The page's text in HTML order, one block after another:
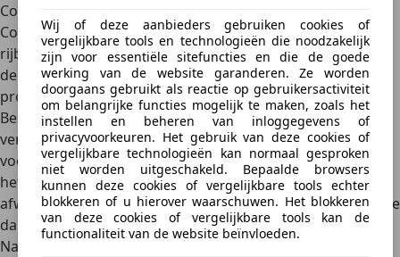
Wij of deze aanbieders gebruiken cookies of
vergelijkbare tools en technologieën die noodzakelijk
zijn voor essentiële sitefuncties en die de goede
werking van de website garanderen. Ze worden
doorgaans gebruikt als reactie op gebruikersactiviteit
om belangrijke functies mogelijk te maken, zoals het
instellen en beheren van inloggegevens of
privacyvoorkeuren. Het gebruik van deze cookies of
vergelijkbare technologieën kan normaal gesproken
niet worden uitgeschakeld. Bepaalde browsers
kunnen deze cookies of vergelijkbare tools echter
blokkeren of u hierover waarschuwen. Het blokkeren
van deze cookies of vergelijkbare tools kan de
functionaliteit van de website beïnvloeden.
Controle en afspraken vooraf
Controleer of de potentiële koper inderdaad een geldig
rijbewijs heeft en maak er bij voorkeur een foto van. Kan
de verkoper geen rijbewijs laten zien, dan moet je de
proefrit vriendelijk maar beslist afblazen.
Bespreek zaken omtrent de aansprakelijkheid en
verzekeringskwesties voorafgaand aan de proefrit. Dat
voorkomt misverstanden en gedoe achteraf. Natuurlijk is
het meeste gewoon wettelijk geregeld, maar als je
afwijkende afspraken maakt over eventuele schade, leg die
dan vast, desnoods op een video.
Natuurlijk wil de mogelijke koper het onderhoudsboekje